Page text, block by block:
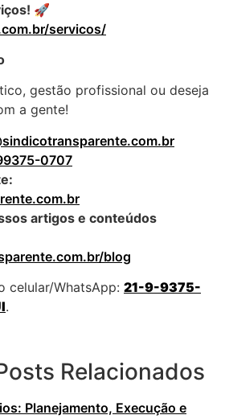
🚀
servicos/
gestão profissional ou deseja
a gente!
0707
artigos e conteúdos
blog
celular/WhatsApp: 21-9-9375-
.
Relacionados
Planejamento, Execução e